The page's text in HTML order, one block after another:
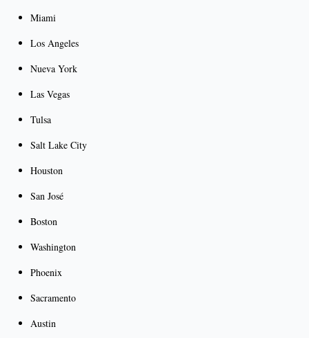
Miami
Los Angeles
Nueva York
Las Vegas
Tulsa
Salt Lake City
Houston
San José
Boston
Washington
Phoenix
Sacramento
Austin